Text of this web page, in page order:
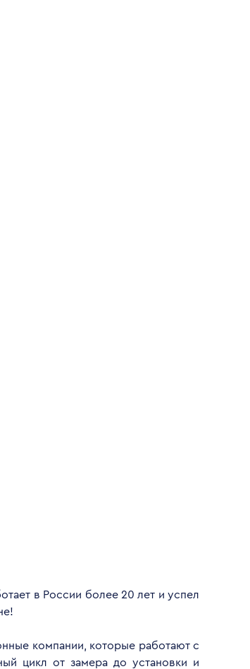
в России более 20 лет и успел
компании, которые работают с
цикл от замера до установки и